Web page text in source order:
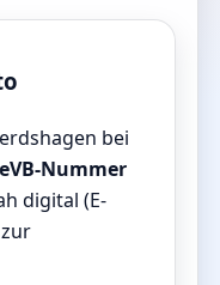
bei
eVB-Nummer
digital (E-